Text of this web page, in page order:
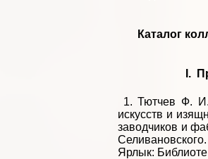
Каталог
I.
1. Тютчев Ф.
искусств и
заводчиков и
Ярлык: